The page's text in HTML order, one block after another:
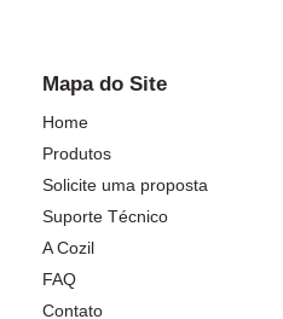
Mapa do Site
Home
Produtos
Solicite uma proposta
Suporte Técnico
A Cozil
FAQ
Contato